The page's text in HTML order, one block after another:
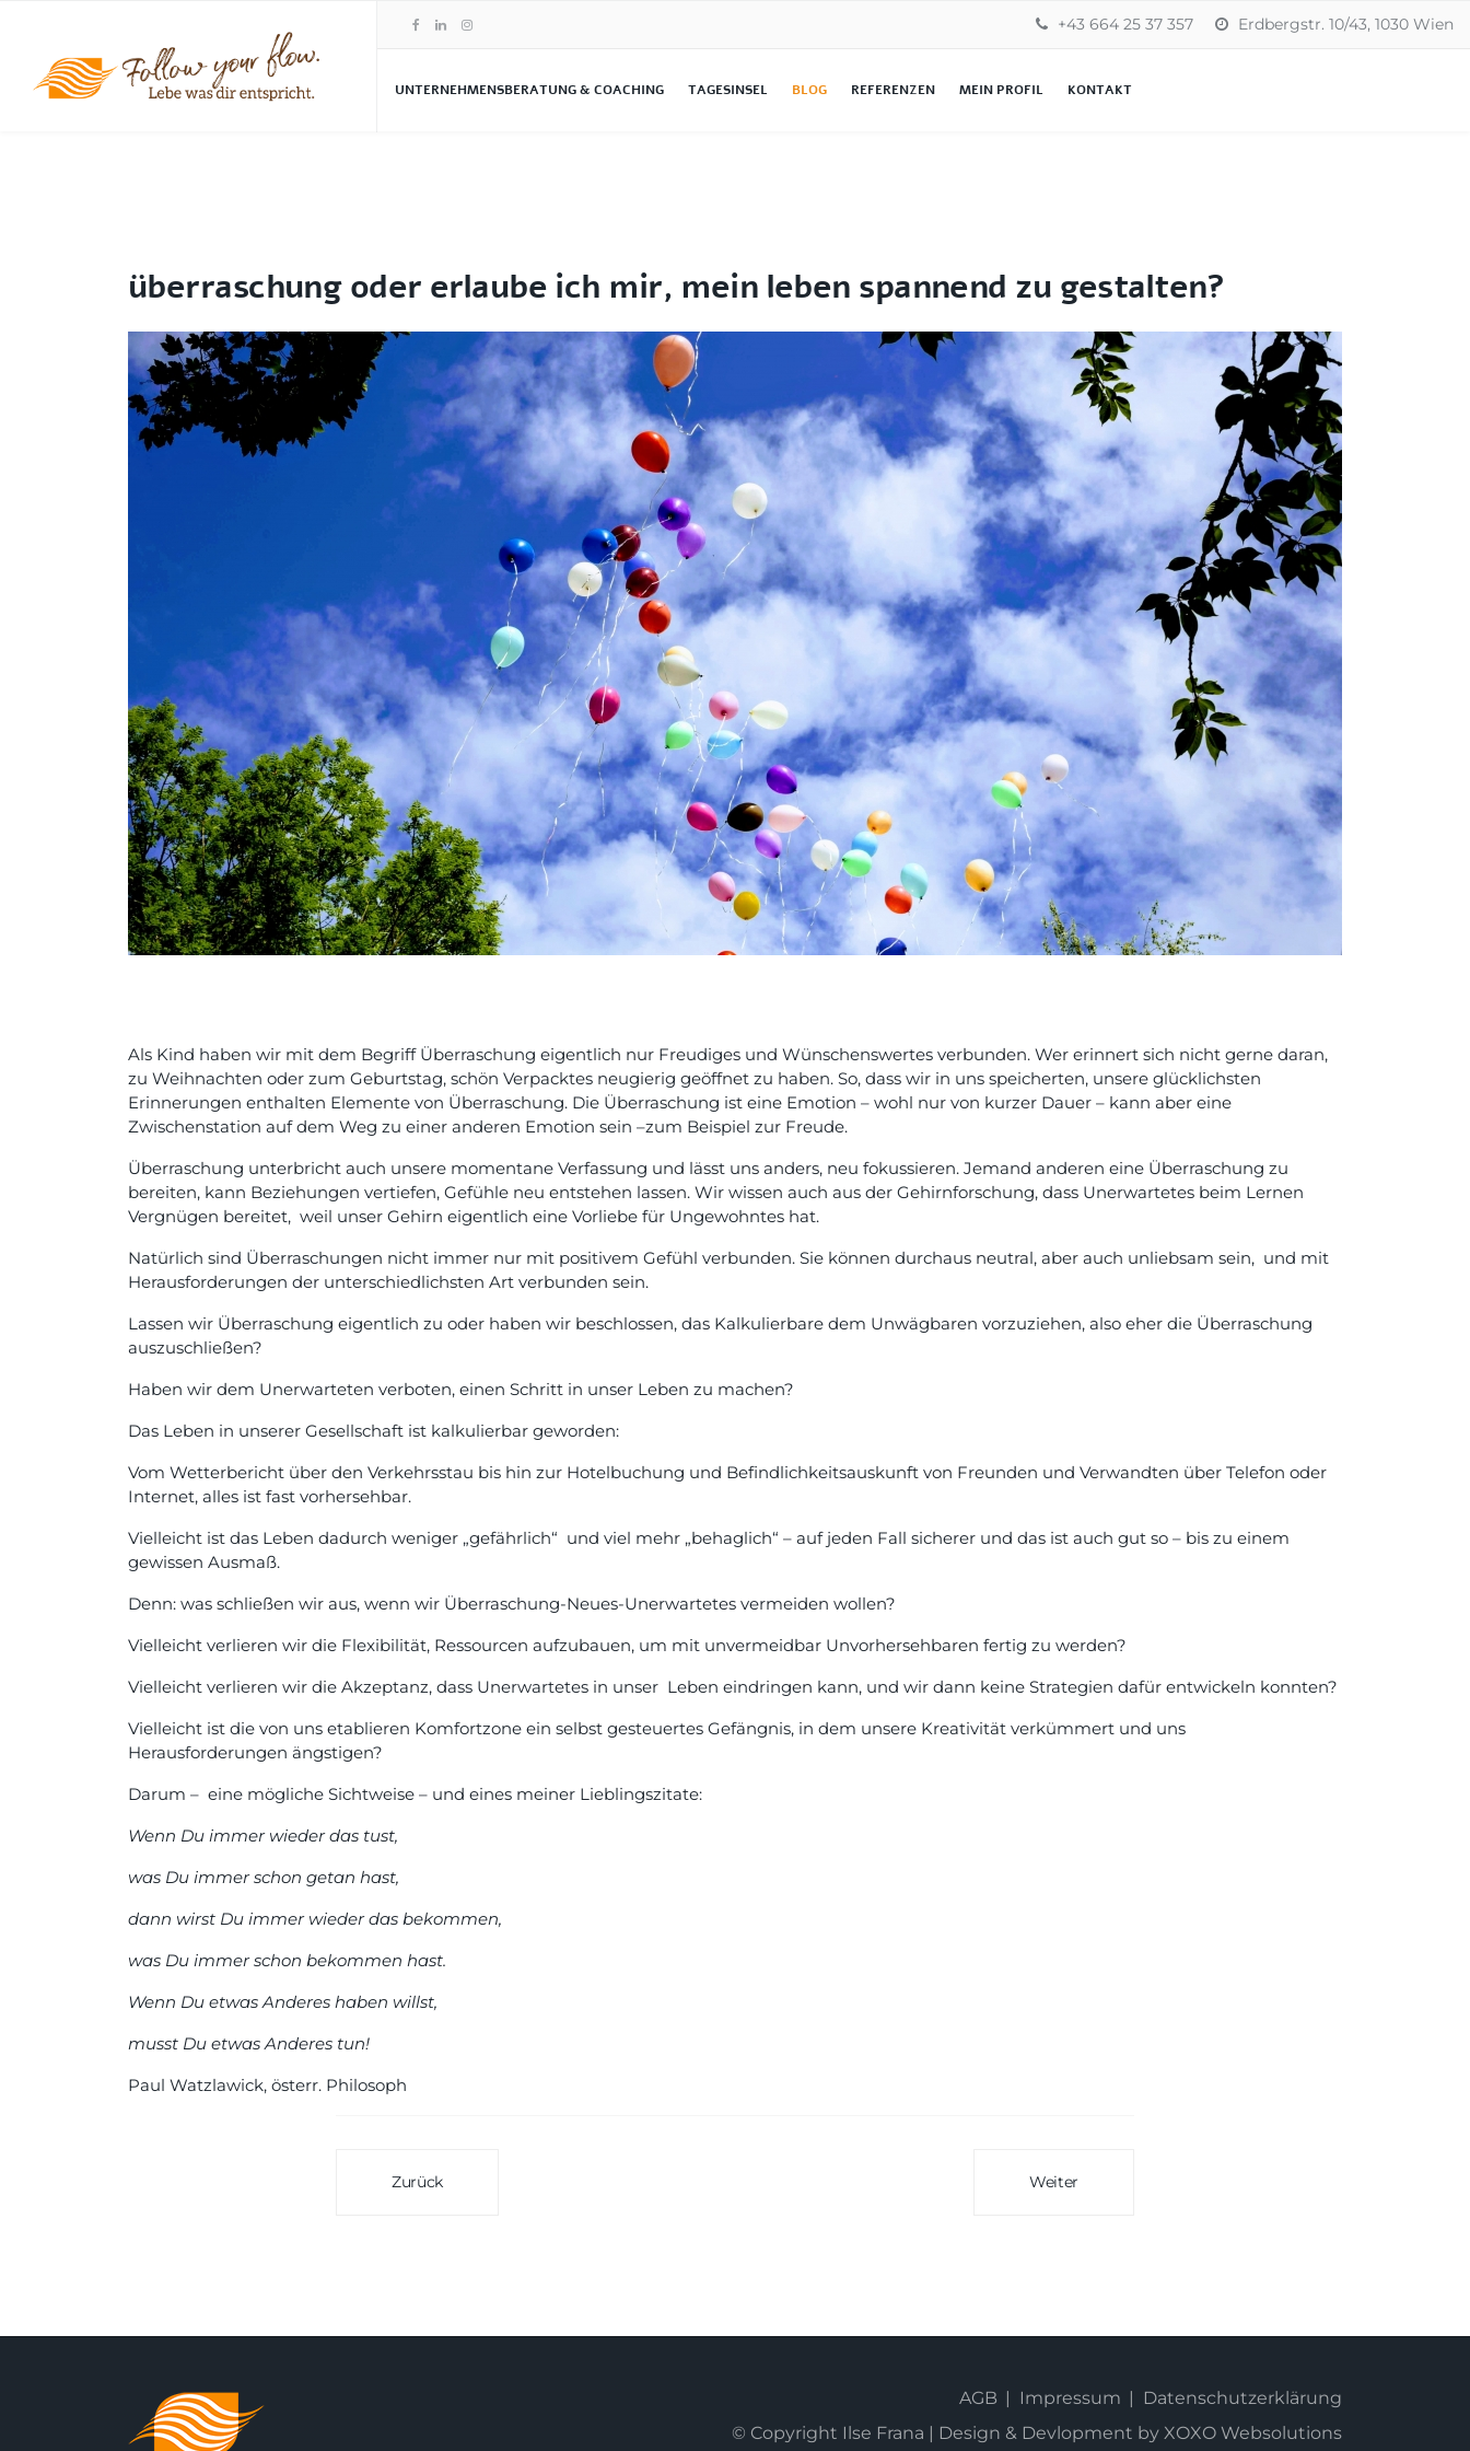
+43 664 25 37 357 Erdbergstr. 10/43, 1030 Wien
UNTERNEHMENSBERATUNG & COACHING TAGESINSEL BLOG REFERENZEN MEIN PROFIL KONTAKT
überraschung oder erlaube ich mir, mein leben spannend zu gestalten?
Als Kind haben wir mit dem Begriff Überraschung eigentlich nur Freudiges und Wünschenswertes verbunden. Wer erinnert sich nicht gerne daran,
zu Weihnachten oder zum Geburtstag, schön Verpacktes neugierig geöffnet zu haben. So, dass wir in uns speicherten, unsere glücklichsten
Erinnerungen enthalten Elemente von Überraschung. Die Überraschung ist eine Emotion – wohl nur von kurzer Dauer – kann aber eine
Zwischenstation auf dem Weg zu einer anderen Emotion sein –zum Beispiel zur Freude.
Überraschung unterbricht auch unsere momentane Verfassung und lässt uns anders, neu fokussieren. Jemand anderen eine Überraschung zu
bereiten, kann Beziehungen vertiefen, Gefühle neu entstehen lassen. Wir wissen auch aus der Gehirnforschung, dass Unerwartetes beim Lernen
Vergnügen bereitet, weil unser Gehirn eigentlich eine Vorliebe für Ungewohntes hat.
Natürlich sind Überraschungen nicht immer nur mit positivem Gefühl verbunden. Sie können durchaus neutral, aber auch unliebsam sein, und mit
Herausforderungen der unterschiedlichsten Art verbunden sein.
Lassen wir Überraschung eigentlich zu oder haben wir beschlossen, das Kalkulierbare dem Unwägbaren vorzuziehen, also eher die Überraschung
auszuschließen?
Haben wir dem Unerwarteten verboten, einen Schritt in unser Leben zu machen?
Das Leben in unserer Gesellschaft ist kalkulierbar geworden:
Vom Wetterbericht über den Verkehrsstau bis hin zur Hotelbuchung und Befindlichkeitsauskunft von Freunden und Verwandten über Telefon oder
Internet, alles ist fast vorhersehbar.
Vielleicht ist das Leben dadurch weniger „gefährlich“ und viel mehr „behaglich“ – auf jeden Fall sicherer und das ist auch gut so – bis zu einem
gewissen Ausmaß.
Denn: was schließen wir aus, wenn wir Überraschung-Neues-Unerwartetes vermeiden wollen?
Vielleicht verlieren wir die Flexibilität, Ressourcen aufzubauen, um mit unvermeidbar Unvorhersehbaren fertig zu werden?
Vielleicht verlieren wir die Akzeptanz, dass Unerwartetes in unser Leben eindringen kann, und wir dann keine Strategien dafür entwickeln konnten?
Vielleicht ist die von uns etablieren Komfortzone ein selbst gesteuertes Gefängnis, in dem unsere Kreativität verkümmert und uns
Herausforderungen ängstigen?
Darum – eine mögliche Sichtweise – und eines meiner Lieblingszitate:
Wenn Du immer wieder das tust,
was Du immer schon getan hast,
dann wirst Du immer wieder das bekommen,
was Du immer schon bekommen hast.
Wenn Du etwas Anderes haben willst,
musst Du etwas Anderes tun!
Paul Watzlawick, österr. Philosoph
Zurück Weiter
AGB Impressum
Datenschutzerklärung
© Copyright Ilse Frana | Design & Devlopment by XOXO Websolutions